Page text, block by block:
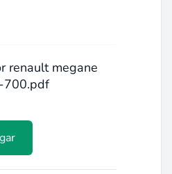
renault megane
700.pdf